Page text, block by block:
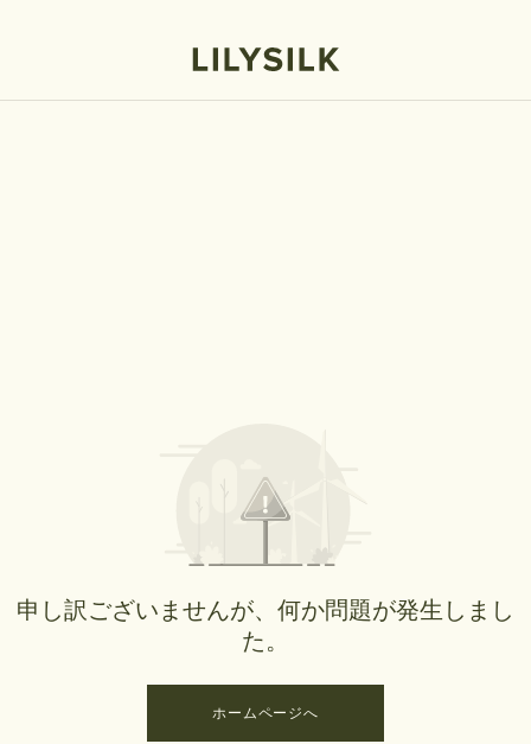
申し訳ございませんが、何か問題が発生しまし
た。
ホームページへ